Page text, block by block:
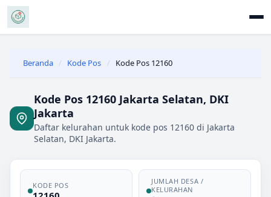
Beranda / Kode Pos / Kode Pos 12160
Kode Pos 12160 Jakarta Selatan, DKI
Jakarta
Daftar kelurahan untuk kode pos 12160 di Jakarta
Selatan, DKI Jakarta.
KODE POS
JUMLAH DESA /
KELURAHAN